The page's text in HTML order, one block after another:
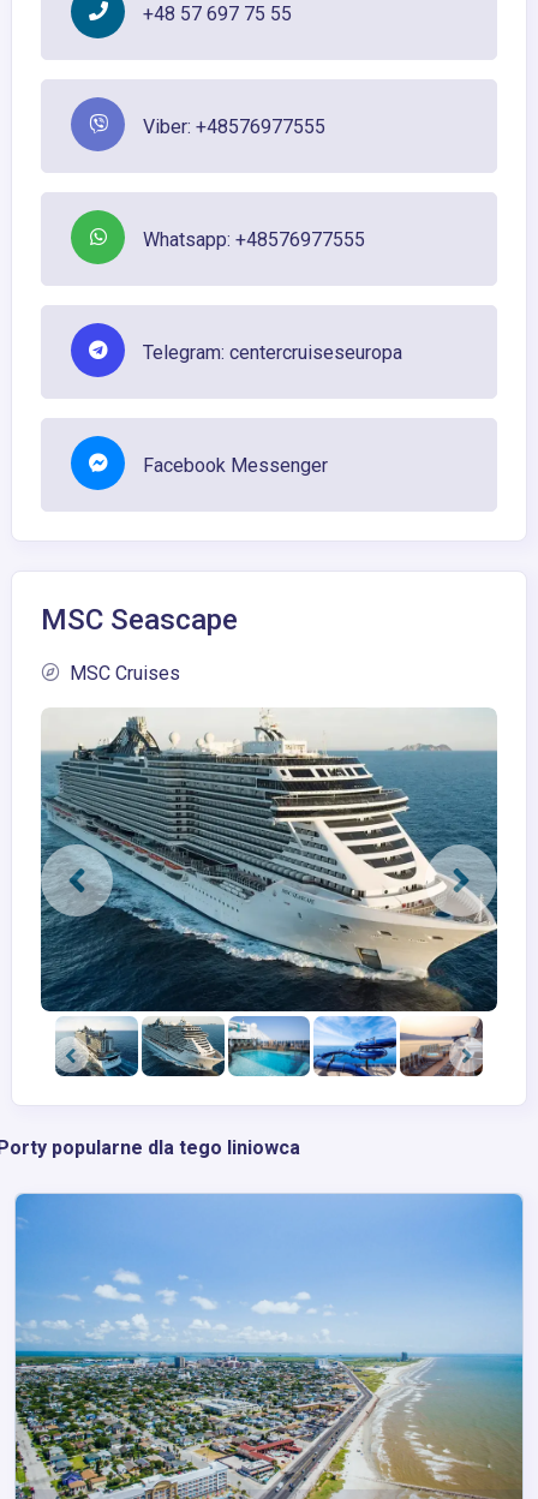
+48 57 697 75 55
Viber: +48576977555
Whatsapp: +48576977555
Telegram: centercruiseseuropa
Facebook Messenger
MSC Seascape
MSC Cruises
popularne dla tego liniowca